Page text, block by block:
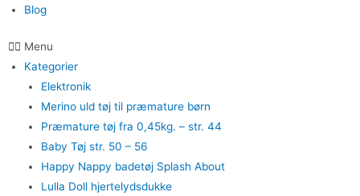
Blog
Menu
Kategorier
Elektronik
Merino uld tøj til præmature børn
Præmature tøj fra 0,45kg. – str. 44
Baby Tøj str. 50 – 56
Happy Nappy badetøj Splash About
Lulla Doll hjertelydsdukke